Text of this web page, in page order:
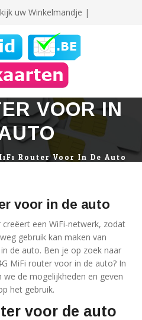
uw Winkelmandje |
VOOR IN
Router Voor In De Auto
voor in de auto
creëert een WiFi-netwerk, zodat
gebruik kan maken van
de auto. Ben je op zoek naar
MiFi router voor in de auto? In
we de mogelijkheden en geven
het gebruik.
voor de auto